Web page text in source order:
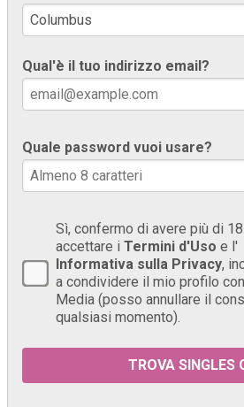
Qual'è il tuo indirizzo email?
Quale password vuoi usare?
Sì, confermo di avere più di
accettare i Termini d'Uso e l'
Informativa sulla Privacy,
a condividere il mio profilo
Media (posso annullare il
qualsiasi momento).